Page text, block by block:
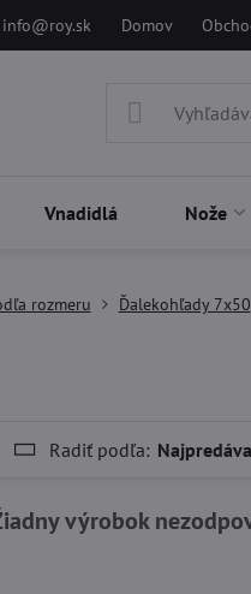
info@roy.sk Domov
Vnadidlá Nože
rozmeru Ďalekohľady 7x50
Radiť podľa: